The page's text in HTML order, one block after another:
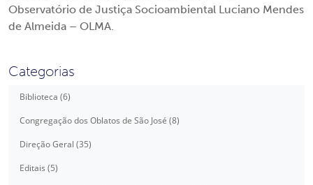
Observatório de Justiça Socioambiental Luciano Mendes
de Almeida – OLMA.
Categorias
Biblioteca (6)
Congregação dos Oblatos de São José (8)
Direção Geral (35)
Editais (5)